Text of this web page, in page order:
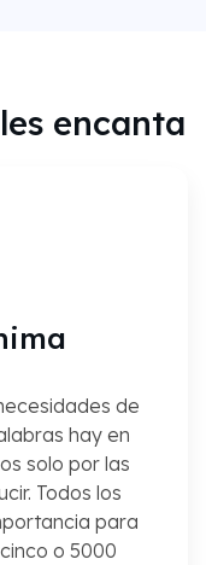
encanta
de
hay en
solo por las
Todos los
para
o 5000